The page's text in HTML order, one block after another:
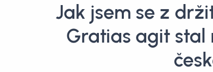
Jak jsem se z
Gratias agit stal